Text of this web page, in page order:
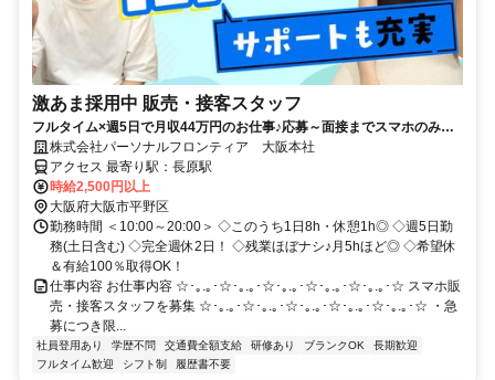
激あま採用中 販売・接客スタッフ
フルタイム×週5日で月収44万円のお仕事♪応募～面接までスマホのみで
完結！履歴書不要◎
株式会社パーソナルフロンティア 大阪本社
アクセス 最寄り駅：長原駅
時給2,500円以上
大阪府大阪市平野区
勤務時間 ＜10:00～20:00＞ ◇このうち1日8h・休憩1h◎ ◇週5日勤
務(土日含む) ◇完全週休2日！ ◇残業ほぼナシ♪月5hほど◎ ◇希望休
＆有給100％取得OK！
仕事内容 お仕事内容 ☆･｡.｡･☆･｡.｡･☆･｡.｡･☆･｡.｡･☆･｡.｡･☆ スマホ販
売・接客スタッフを募集 ☆･｡.｡･☆･｡.｡･☆･｡.｡･☆･｡.｡･☆･｡.｡･☆ ・急
募につき限...
社員登用あり 学歴不問 交通費全額支給 研修あり ブランクOK
長期歓迎
フルタイム歓迎
シフト制 履歴書不要